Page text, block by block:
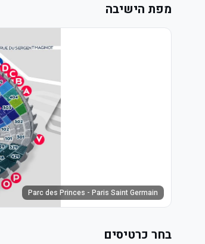
מפת הישיבה
Parc des Princes - Paris Saint Germain
בחר כרטיסים